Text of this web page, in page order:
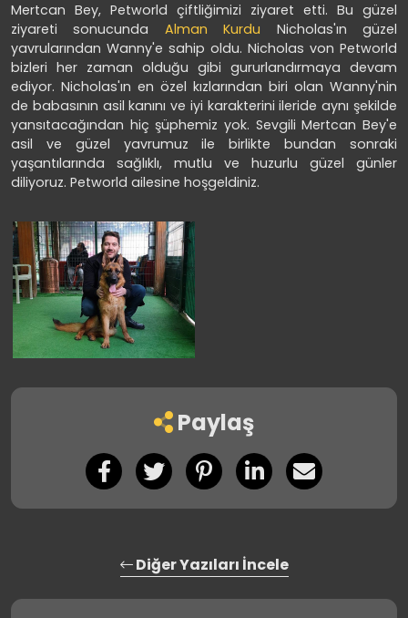
Mertcan Bey, Petworld çiftliğimizi ziyaret etti. Bu güzel
ziyareti sonucunda Alman Kurdu Nicholas'ın güzel
yavrularından Wanny'e sahip oldu. Nicholas von Petworld
bizleri her zaman olduğu gibi gururlandırmaya devam
ediyor. Nicholas'ın en özel kızlarından biri olan Wanny'nin
de babasının asil kanını ve iyi karakterini ileride aynı şekilde
yansıtacağından hiç şüphemiz yok. Sevgili Mertcan Bey'e
asil ve güzel yavrumuz ile birlikte bundan sonraki
yaşantılarında sağlıklı, mutlu ve huzurlu güzel günler
diliyoruz. Petworld ailesine hoşgeldiniz.
Paylaş
Diğer Yazıları İncele